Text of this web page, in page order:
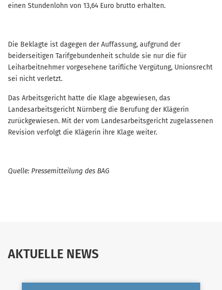
einen Stundenlohn von 13,64 Euro brutto erhalten.
Die Beklagte ist dagegen der Auffassung, aufgrund der
beiderseitigen Tarifgebundenheit schulde sie nur die für
Leiharbeitnehmer vorgesehene tarifliche Vergütung, Unionsrecht
sei nicht verletzt.
Das Arbeitsgericht hatte die Klage abgewiesen, das
Landesarbeitsgericht Nürnberg die Berufung der Klägerin
zurückgewiesen. Mit der vom Landesarbeitsgericht zugelassenen
Revision verfolgt die Klägerin ihre Klage weiter.
Quelle: Pressemitteilung des BAG
AKTUELLE NEWS